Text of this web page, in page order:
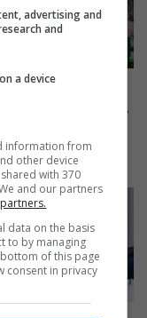
për të rinjtë atdhetarë
advertising and
and
a device
information from
other device
with 370
and our partners
data on the basis
to by managing
of this page
consent in privacy